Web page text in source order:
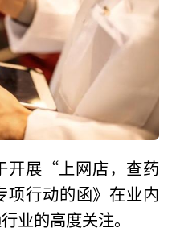
开展“上网店，查药
行动的函》在业内
业的高度关注。